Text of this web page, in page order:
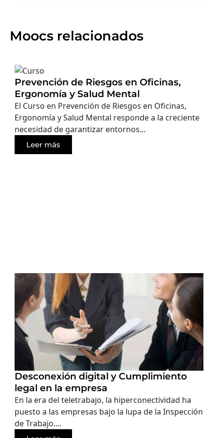
Moocs relacionados
Prevención de Riesgos en Oficinas,
Ergonomía y Salud Mental
El Curso en Prevención de Riesgos en Oficinas,
Ergonomía y Salud Mental responde a la creciente
necesidad de garantizar entornos...
Leer más
Desconexión digital y Cumplimiento
legal en la empresa
En la era del teletrabajo, la hiperconectividad ha
puesto a las empresas bajo la lupa de la Inspección
de Trabajo....